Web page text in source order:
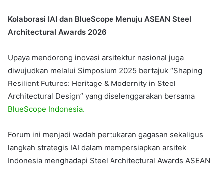
Kolaborasi IAI dan BlueScope Menuju ASEAN Steel
Architectural Awards 2026
Upaya mendorong inovasi arsitektur nasional juga
diwujudkan melalui Simposium 2025 bertajuk “Shaping
Resilient Futures: Heritage & Modernity in Steel
Architectural Design” yang diselenggarakan bersama
BlueScope Indonesia.
Forum ini menjadi wadah pertukaran gagasan sekaligus
langkah strategis IAI dalam mempersiapkan arsitek
Indonesia menghadapi Steel Architectural Awards ASEAN